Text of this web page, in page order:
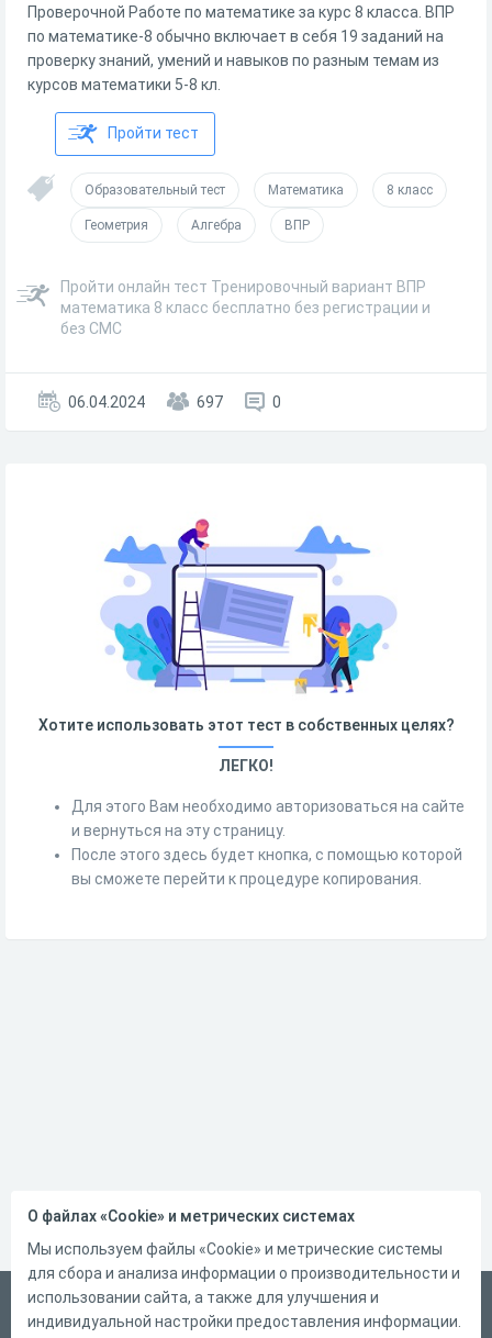
Проверочной Работе по математике за курс 8 класса. ВПР
по математике-8 обычно включает в себя 19 заданий на
проверку знаний, умений и навыков по разным темам из
курсов математики 5-8 кл.
Пройти тест
Образовательный тест Математика 8 класс
Геометрия Алгебра ВПР
Пройти онлайн тест Тренировочный вариант ВПР
математика 8 класс бесплатно без регистрации и
без СМС
06.04.2024 697 0
Хотите использовать этот тест в собственных целях?
ЛЕГКО!
Для этого Вам необходимо авторизоваться на сайте
и вернуться на эту страницу.
После этого здесь будет кнопка, с помощью которой
вы сможете перейти к процедуре копирования.
Русский
О файлах «Cookie» и метрических системах
Мы используем файлы «Cookie» и метрические системы
для сбора и анализа информации о производительности и
использовании сайта, а также для улучшения и
индивидуальной настройки предоставления информации.